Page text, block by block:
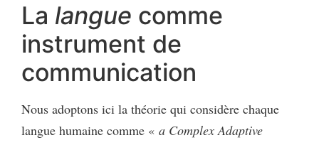
La langue comme
instrument de
communication
Nous adoptons ici la théorie qui considère chaque
langue humaine comme « a Complex Adaptive